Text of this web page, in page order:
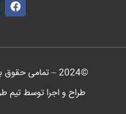
©
2024– تمامی حقوق
طراح و اجرا توسط تیم